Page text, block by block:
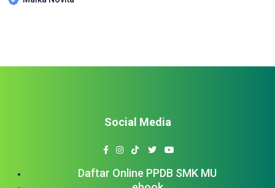
Daftar Online PPDB SMK MU
Social Media